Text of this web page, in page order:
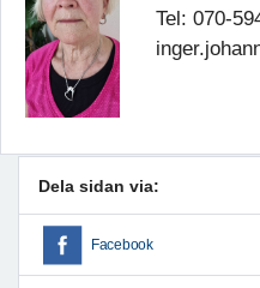
Tel: 070-
Dela sidan via:
Facebook